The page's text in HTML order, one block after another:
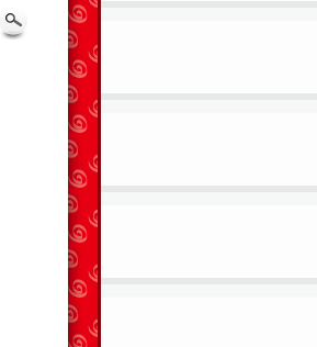
生日蛋糕-芒果+水果